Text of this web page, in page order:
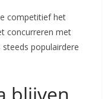
competitief het
concurreren met
steeds populairdere